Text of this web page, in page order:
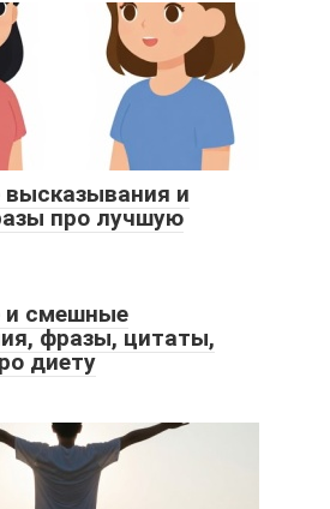
и
про лучшую
и смешные
фразы, цитаты,
диету